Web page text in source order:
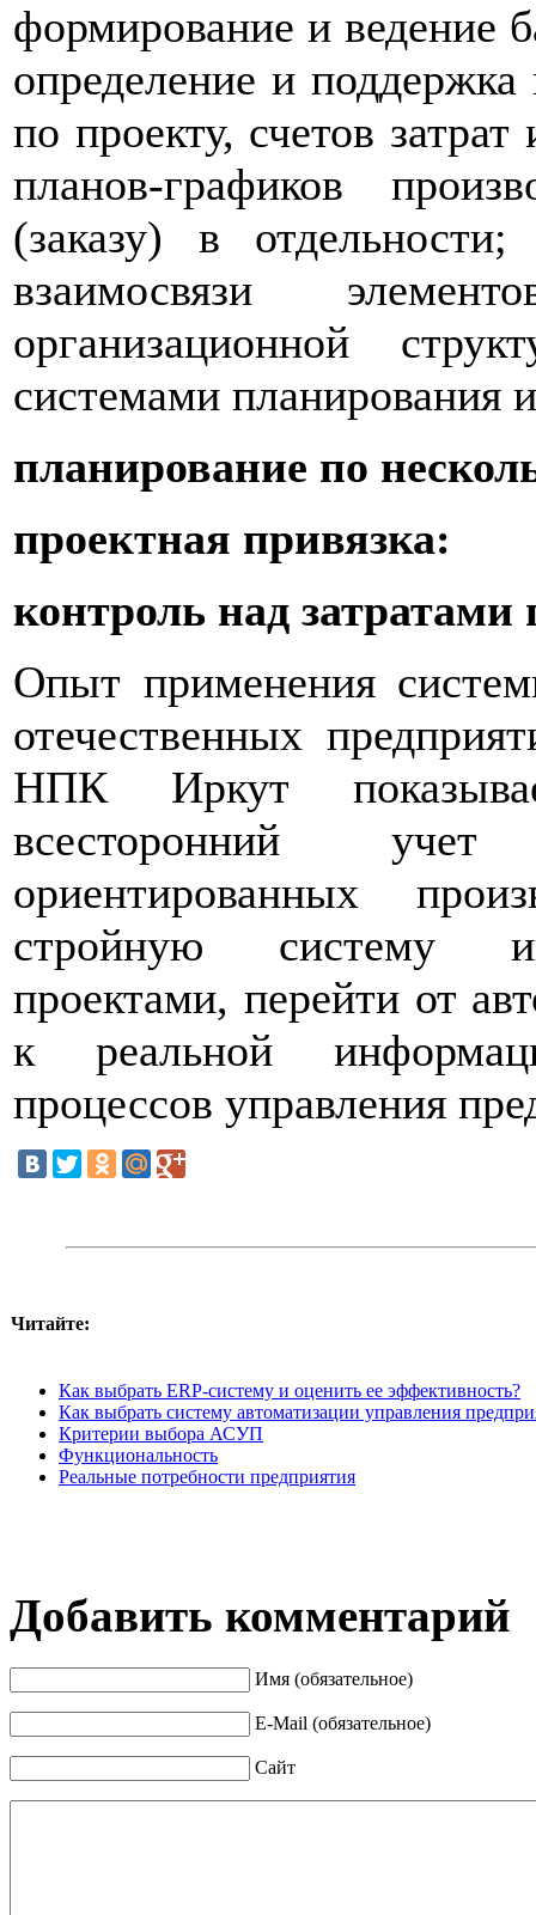
формирование и ведение
определение и поддержка
по проекту, счетов
планов-графиков
(заказу) в
взаимосвязи
организационной
системами планирования
планирование по
проектная привязка:
контроль над
Опыт применения
отечественных
НПК Иркут
всесторонний учет
ориентированных
стройную систему
проектами, перейти от
к реальной
процессов управления
Читайте:
Как выбрать ERP-систему и оценить ее эффективность?
Как выбрать систему автоматизации управления
Критерии выбора АСУП
Функциональность
Реальные потребности предприятия
Добавить комментарий
Имя (обязательное)
E-Mail (обязательное)
Сайт